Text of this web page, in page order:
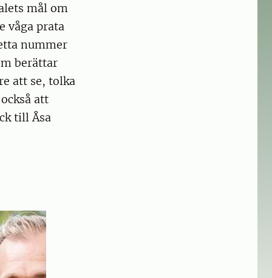
mål om
våga prata
nummer
berättar
att se, tolka
att
till Åsa